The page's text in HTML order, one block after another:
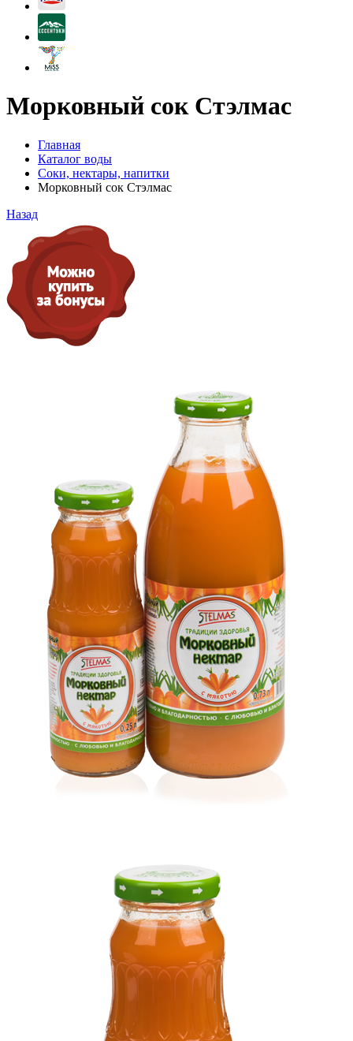
Морковный сок Стэлмас
Главная
Каталог воды
Соки, нектары, напитки
Морковный сок Стэлмас
Назад